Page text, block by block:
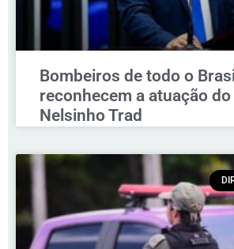
Bombeiros de todo o
reconhecem a atuação
Nelsinho Trad